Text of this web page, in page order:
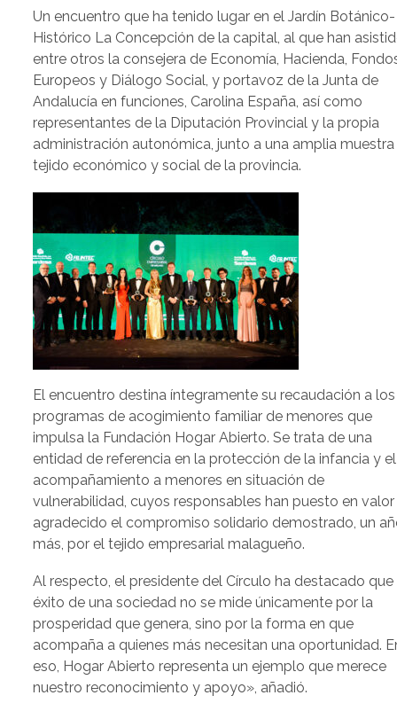
Un encuentro que ha tenido lugar en el Jardín Botánico-
Histórico La Concepción de la capital, al que han
entre otros la consejera de Economía, Hacienda,
Europeos y Diálogo Social, y portavoz de la Junta de
Andalucía en funciones, Carolina España, así como
representantes de la Diputación Provincial y la propia
administración autonómica, junto a una amplia
tejido económico y social de la provincia.
El encuentro destina íntegramente su recaudación a los
programas de acogimiento familiar de menores que
impulsa la Fundación Hogar Abierto. Se trata de una
entidad de referencia en la protección de la infancia y el
acompañamiento a menores en situación de
vulnerabilidad, cuyos responsables han puesto en
agradecido el compromiso solidario demostrado, un
más, por el tejido empresarial malagueño.
Al respecto, el presidente del Círculo ha destacado que
éxito de una sociedad no se mide únicamente por la
prosperidad que genera, sino por la forma en que
acompaña a quienes más necesitan una oportunidad.
eso, Hogar Abierto representa un ejemplo que merece
nuestro reconocimiento y apoyo», añadió.